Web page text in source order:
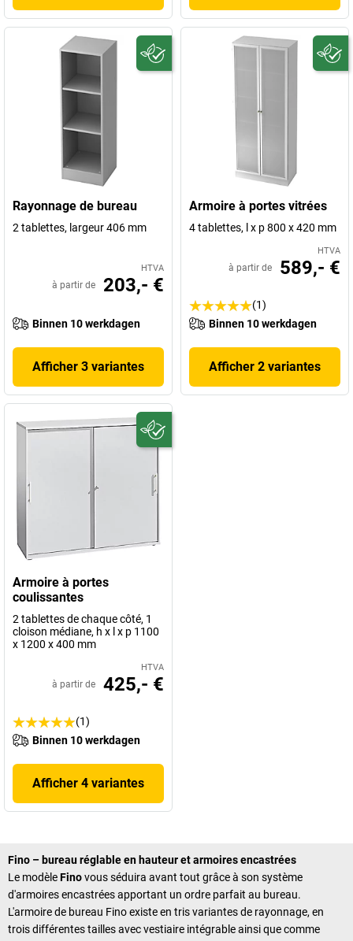
Rayonnage de bureau
2 tablettes, largeur 406 mm
HTVA
à partir de 203,- €
Binnen 10 werkdagen
Afficher 3 variantes
Armoire à portes vitrées
4 tablettes, l x p 800 x 420 mm
HTVA
à partir de 589,- €
(1)
Binnen 10 werkdagen
Afficher 2 variantes
Armoire à portes
coulissantes
2 tablettes de chaque côté, 1
cloison médiane, h x l x p 1100
x 1200 x 400 mm
HTVA
à partir de 425,- €
(1)
Binnen 10 werkdagen
Afficher 4 variantes
Fino – bureau réglable en hauteur et armoires encastrées
Le modèleFinovous séduira avant tout grâce à son système
d'armoires encastrées apportant un ordre parfait au bureau.
L'armoire de bureau Fino existe en tris variantes de rayonnage, en
trois différentes tailles avec vestiaire intégrable ainsi que comme